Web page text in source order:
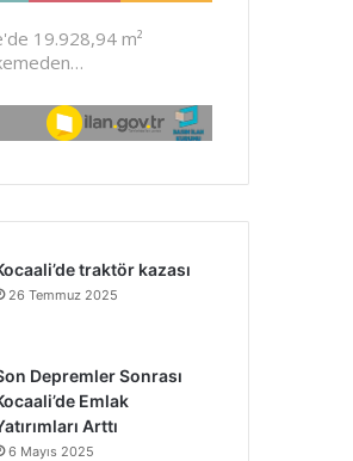
traktör kazası
26 Temmuz 2025
Depremler Sonrası
Emlak
Arttı
6 Mayıs 2025